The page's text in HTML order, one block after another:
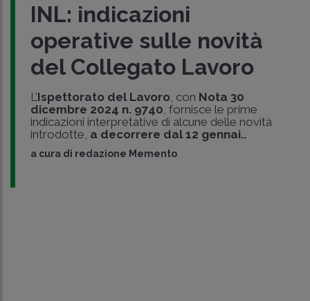
INL: indicazioni
operative sulle novità
del Collegato Lavoro
L’Ispettorato del Lavoro, con Nota 30
dicembre 2024 n. 9740 , fornisce le prime
indicazioni interpretative di alcune delle novità
introdotte, a decorrere dal 12 gennai..
a cura di redazione Memento